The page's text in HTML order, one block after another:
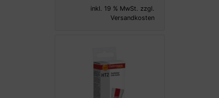
inkl. 19 % MwSt. zzgl.
Versandkosten